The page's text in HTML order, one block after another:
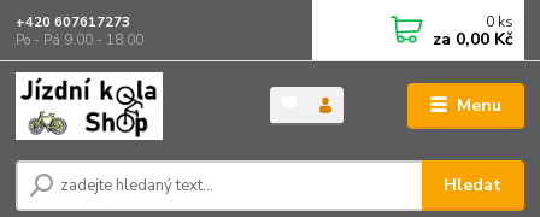
Menu
Hledat
+420 607617273
Po - Pá 9.00 - 18.00
0 ks
za 0,00 Kč